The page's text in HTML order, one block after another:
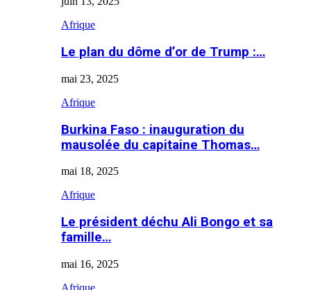
Afrique
Le plan du dôme d’or de Trump :…
mai 23, 2025
Afrique
Burkina Faso : inauguration du
mausolée du capitaine Thomas…
mai 18, 2025
Afrique
Le président déchu Ali Bongo et sa
famille…
mai 16, 2025
Afrique